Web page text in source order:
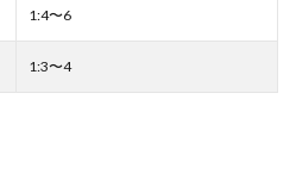
1:4〜6
1:3〜4